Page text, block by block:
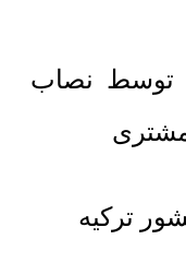
توسط نصاب